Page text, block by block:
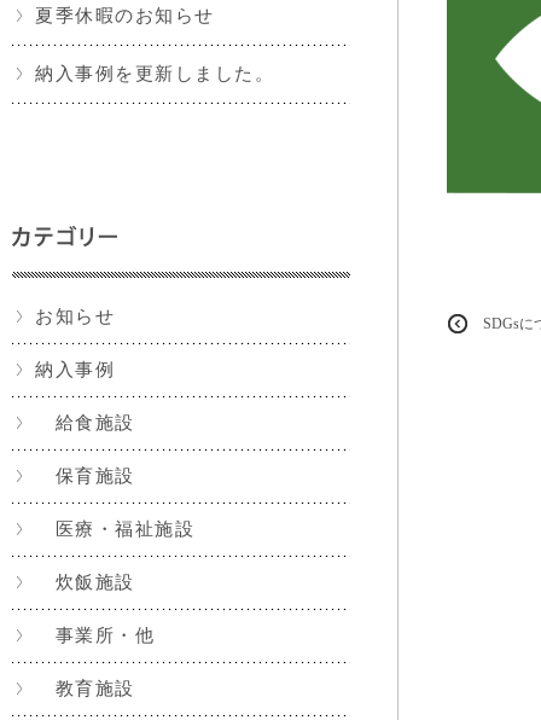
夏季休暇のお知らせ
納入事例を更新しました。
お知らせ
納入事例
給食施設
保育施設
医療・福祉施設
炊飯施設
事業所・他
教育施設
SDGsに